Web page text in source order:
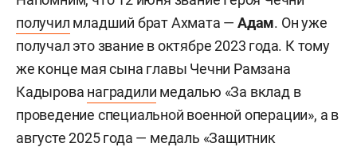
получил младший брат Ахмата —Адам. Он уже
получал это звание в октябре 2023 года. К тому
же конце мая сына главы Чечни Рамзана
Кадырова наградили медалью «За вклад в
проведение специальной военной операции», а в
августе 2025 года — медаль «Защитник